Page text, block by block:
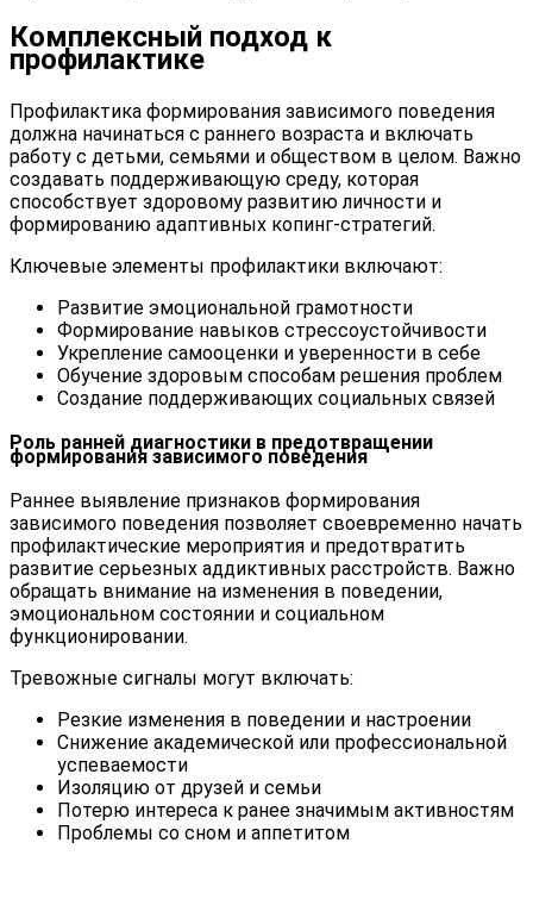
Комплексный подход к
профилактике
Профилактика формирования зависимого поведения
должна начинаться с раннего возраста и включать
работу с детьми, семьями и обществом в целом. Важно
создавать поддерживающую среду, которая
способствует здоровому развитию личности и
формированию адаптивных копинг-стратегий.
Ключевые элементы профилактики включают:
Развитие эмоциональной грамотности
Формирование навыков стрессоустойчивости
Укрепление самооценки и уверенности в себе
Обучение здоровым способам решения проблем
Создание поддерживающих социальных связей
Роль ранней диагностики в предотвращении
формирования зависимого поведения
Раннее выявление признаков формирования
зависимого поведения позволяет своевременно начать
профилактические мероприятия и предотвратить
развитие серьезных аддиктивных расстройств. Важно
обращать внимание на изменения в поведении,
эмоциональном состоянии и социальном
функционировании.
Тревожные сигналы могут включать:
Резкие изменения в поведении и настроении
Снижение академической или профессиональной
успеваемости
Изоляцию от друзей и семьи
Потерю интереса к ранее значимым активностям
Проблемы со сном и аппетитом